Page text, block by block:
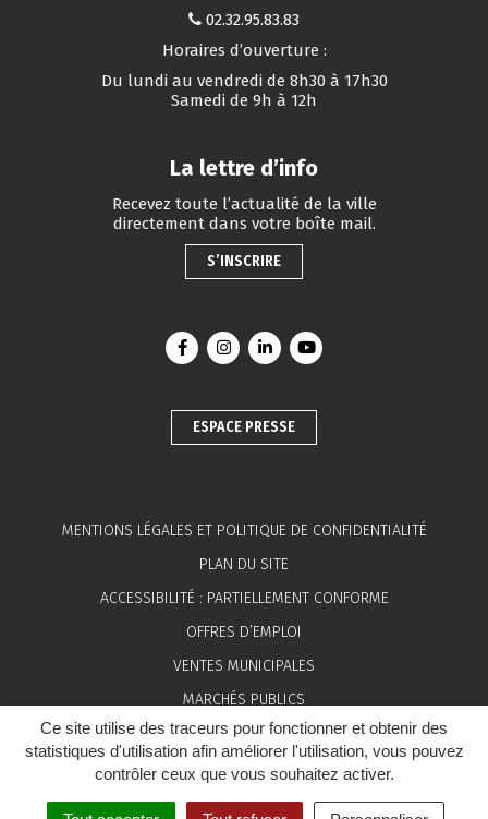
Ce site utilise des traceurs pour fonctionner et obtenir des
statistiques d'utilisation afin améliorer l'utilisation, vous pouvez
contrôler ceux que vous souhaitez activer.
02.32.95.83.83
Horaires d’ouverture :
Du lundi au vendredi de 8h30 à 17h30
Samedi de 9h à 12h
La lettre d’info
Recevez toute l’actualité de la ville
directement dans votre boîte mail.
S’INSCRIRE
Lien vers le compte Facebook
Lien vers le compte Instagram
Lien vers le compte Linkedin
Lien vers la chaîne
ESPACE PRESSE
MENTIONS LÉGALES ET POLITIQUE DE CONFIDENTIALITÉ
PLAN DU SITE
ACCESSIBILITÉ : PARTIELLEMENT CONFORME
OFFRES D’EMPLOI
VENTES MUNICIPALES
MARCHÉS PUBLICS
ESPACE PRESSE